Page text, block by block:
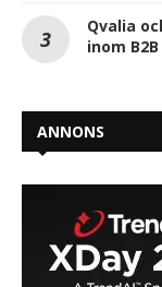
Qvalia
inom
ANNONS